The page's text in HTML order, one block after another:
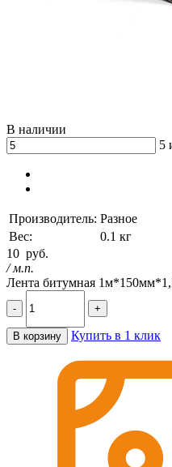
В наличии
5
Производитель: Разное
Вес:
0.1 кг
10 руб.
/ м.п.
Лента битумная
- +
В корзину Купить в 1 клик